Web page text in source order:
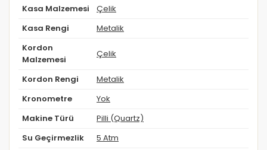
Kasa Malzemesi Çelik
Kasa Rengi Metalik
Kordon
Malzemesi
Çelik
Kordon Rengi Metalik
Kronometre Yok
Makine Türü Pilli (Quartz)
Su Geçirmezlik 5 Atm